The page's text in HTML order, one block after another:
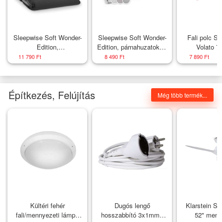
Sleepwise Soft Wonder-
Edition,
Ágyneműhuzatok,
200x200 cm,
mikroszálas
11 790 Ft
Sleepwise Soft Wonder-
Edition, párnahuzatok, 2
darabból álló készlet, 40
x 80 cm, mikroszálas
8 490 Ft
Fali polc
Volato
7 890 Ft
Építkezés, Felújítás Még több termék...
Kültéri fehér
fali/mennyezeti lámpa
Dugós lengő
hosszabbító 3x1mm2
Klarstein
52"